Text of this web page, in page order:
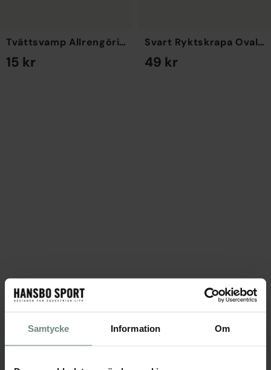
Samtycke Information Om
Tvättsvamp Allrengöring i Mixade färger
15 kr
Svart Ryktskrapa Oval i plast
49 kr